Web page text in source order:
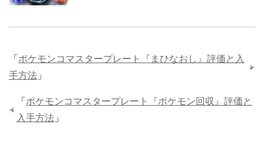
「 ポケモンコマスタープレート『まひなおし』評価と入
手方法 」
「 ポケモンコマスタープレート『ポケモン回収』評価と
入手方法 」